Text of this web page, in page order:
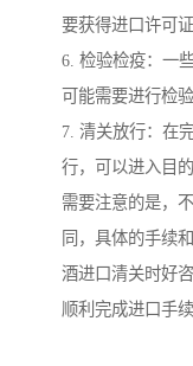
要获得进口许可
6. 检验检疫：一
可能需要进行检
7. 清关放行：在
行，可以进入目的
需要注意的是，
同，具体的手续
酒进口清关时好
顺利完成进口手续